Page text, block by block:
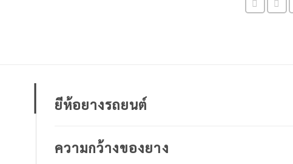
ยีห้อยางรถยนต์
ความกว้างของยาง